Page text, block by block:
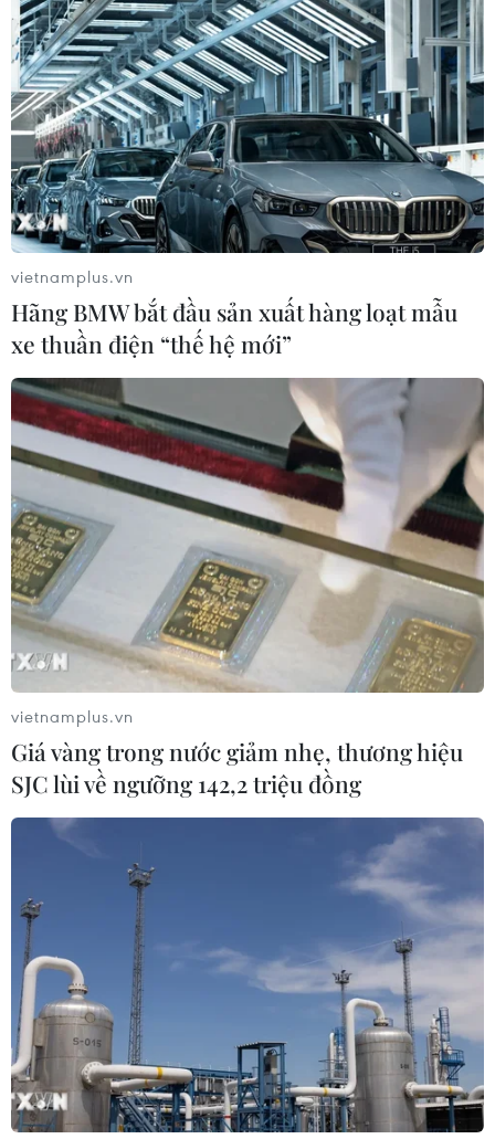
TIN CÙNG CHUYÊN MỤC
Hà Nội cảnh báo về việc sử dụng tế
bào gốc trong khám chữa bệnh, làm
đẹp
07/08/2026 03:03
vietnamplus.vn
Hãng BMW bắt đầu sản xuất hàng loạt mẫu
xe thuần điện “thế hệ mới”
vietnamplus.vn
Giá vàng trong nước giảm nhẹ, thương hiệu
SJC lùi về ngưỡng 142,2 triệu đồng